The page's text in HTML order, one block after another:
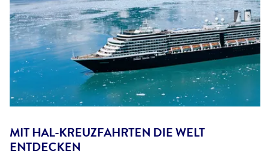
MIT HAL-KREUZFAHRTEN DIE WELT
ENTDECKEN